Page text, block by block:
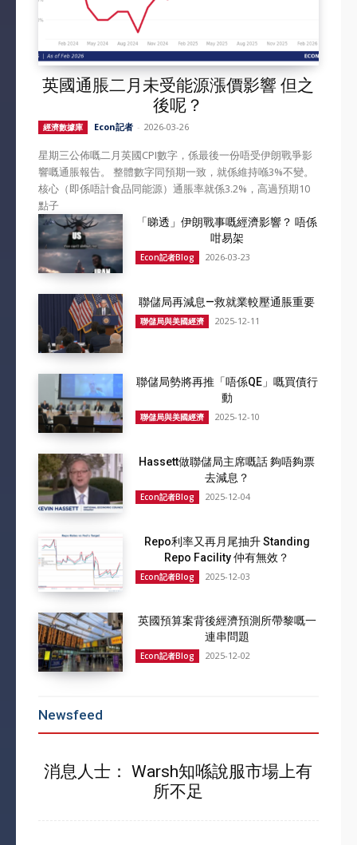
英國通脹二月未受能源漲價影響 但之
後呢？
經濟數據庫 Econ記者 - 2026-03-26
星期三公佈嘅二月英國CPI數字，係最後一份唔受伊朗戰爭影
響嘅通脹報告。 整體數字同預期一致，就係維持喺3%不變。
核心（即係唔計食品同能源）通脹率就係3.2%，高過預期10
點子
「睇透」伊朗戰事嘅經濟影響？ 唔係
咁易架
Econ記者Blog 2026-03-23
聯儲局再減息—救就業較壓通脹重要
聯儲局與美國經濟 2025-12-11
聯儲局勢將再推「唔係QE」嘅買債行
動
聯儲局與美國經濟 2025-12-10
Hassett做聯儲局主席嘅話 夠唔夠票
去減息？
Econ記者Blog 2025-12-04
Repo利率又再月尾抽升 Standing
Repo Facility 仲有無效？
Econ記者Blog 2025-12-03
英國預算案背後經濟預測所帶黎嘅一
連串問題
Econ記者Blog 2025-12-02
Newsfeed
消息人士： Warsh知喺說服市場上有
所不足